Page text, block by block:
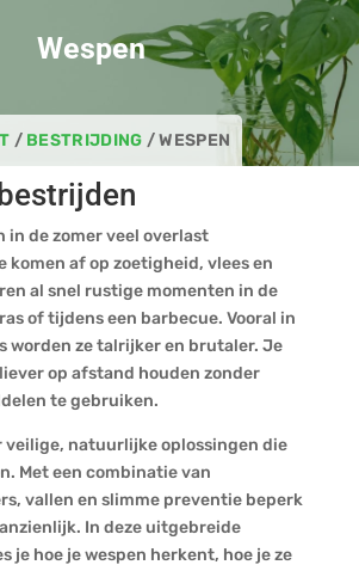
Wespen
/ BESTRIJDING / WESPEN
in de zomer veel overlast
komen af op zoetigheid, vlees en
al snel rustige momenten in de
of tijdens een barbecue. Vooral in
worden ze talrijker en brutaler. Je
op afstand houden zonder
te gebruiken.
veilige, natuurlijke oplossingen die
Met een combinatie van
vallen en slimme preventie beperk
In deze uitgebreide
je hoe je wespen herkent, hoe je ze